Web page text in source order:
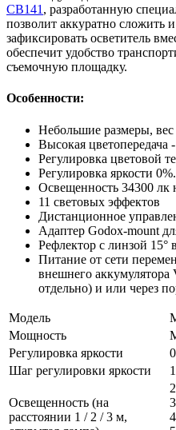
CB141 , разработанную
позволит аккуратно сложить
зафиксировать осветитель
обеспечит удобство
съемочную площадку.
Особенности:
Небольшие размеры, вес
Высокая
Регулировка цветовой
Регулировка яркости
Освещенность 34300 лк
11 световых эффектов
Дистанционное
Адаптер Godox-mount
Рефлектор с линзой 15°
Питание от сети
внешнего аккумулятора
отдельно) и или через
Модель
Мощность
Регулировка яркости
Шаг регулировки яркости
Освещенность (на
расстоянии 1 / 2 / 3 м,